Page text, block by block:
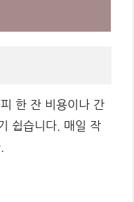
한 잔 비용이나 간
쉽습니다. 매일 작